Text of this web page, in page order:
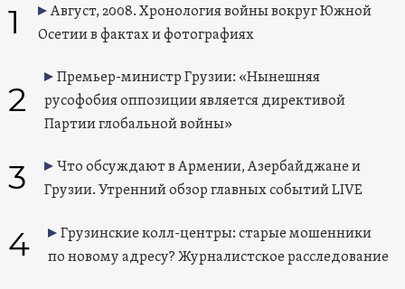
1
Август, 2008. Хронология войны вокруг Южной
Осетии в фактах и фотографиях
2
Премьер-министр Грузии: «Нынешняя
русофобия оппозиции является директивой
Партии глобальной войны»
3
Что обсуждают в Армении, Азербайджане и
Грузии. Утренний обзор главных событий LIVE
4
Грузинские колл-центры: старые мошенники
по новому адресу? Журналистское расследование